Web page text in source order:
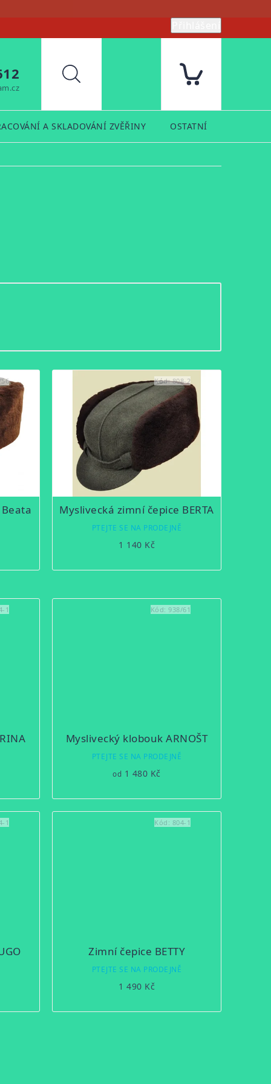
Hledat
A SKLADOVÁNÍ ZVĚŘINY OSTATNÍ
Myslivecká zimní čepice BERTA
PTEJTE SE NA PRODEJNĚ
1 140 Kč
Kód:808-2
1
Myslivecký klobouk ARNOŠT
PTEJTE SE NA PRODEJNĚ
od 1 480 Kč
Kód: 938/61
1
Zimní čepice BETTY
PTEJTE SE NA PRODEJNĚ
1 490 Kč
Kód: 804-1